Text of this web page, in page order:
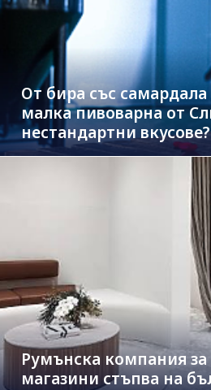
От бира със
малка пивоварна от
нестандартни вкусове?
Румънска компания
магазини стъпва на